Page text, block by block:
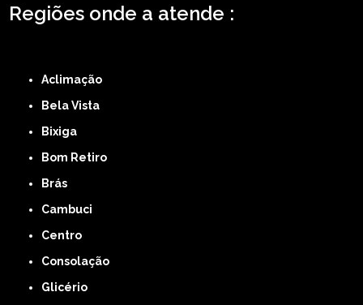
Regiões onde a atende :
Aclimação
Bela Vista
Bixiga
Bom Retiro
Brás
Cambuci
Centro
Consolação
Glicério